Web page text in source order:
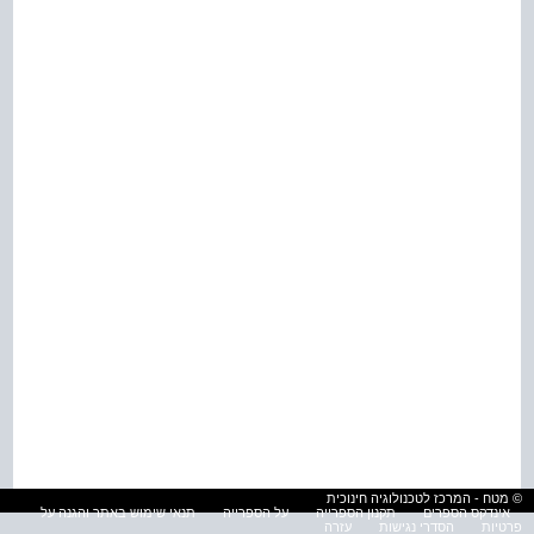
© מטח - המרכז לטכנולוגיה חינוכית
אינדקס הספרים
תקנון הספרייה על הספרייה
תנאי שימוש באתר והגנה על
פרטיות
הסדרי נגישות עזרה